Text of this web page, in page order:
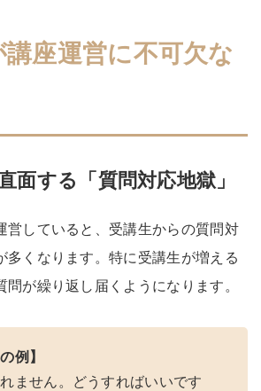
座運営に不可欠な
面する「質問対応地獄」
営していると、受講生からの質問対
多くなります。特に受講生が増える
問が繰り返し届くようになります。
例】
ません。どうすればいいです